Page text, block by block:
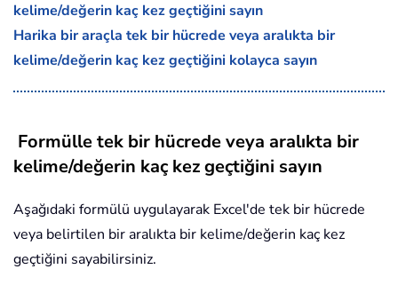
kelime/değerin kaç kez geçtiğini sayın
Harika bir araçla tek bir hücrede veya aralıkta bir
kelime/değerin kaç kez geçtiğini kolayca sayın
Formülle tek bir hücrede veya aralıkta bir
kelime/değerin kaç kez geçtiğini sayın
Aşağıdaki formülü uygulayarak Excel'de tek bir hücrede
veya belirtilen bir aralıkta bir kelime/değerin kaç kez
geçtiğini sayabilirsiniz.